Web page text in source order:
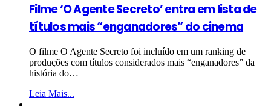
Filme ‘O Agente Secreto’ entra em lista de
títulos mais “enganadores” do cinema
O filme O Agente Secreto foi incluído em um ranking de
produções com títulos considerados mais “enganadores” da
história do…
Leia Mais...